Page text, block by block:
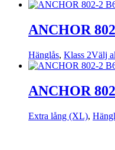
ANCHOR
Hänglås, Klass 2Välj
ANCHOR
Extra lång (XL),